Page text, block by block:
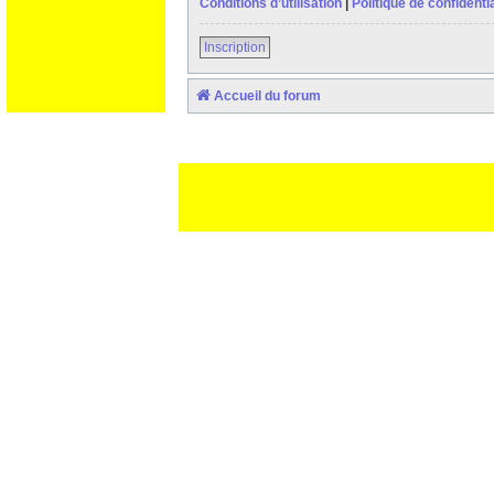
Conditions d’utilisation
Politique de
Inscription
Accueil du forum